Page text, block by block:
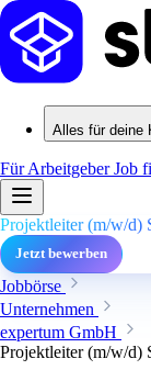
Alles für deine
Für ArbeitgeberJob
Projektleiter (m/w/d)
Jetzt bewerben
Jobbörse
Unternehmen
expertum GmbH
Projektleiter (m/w/d)